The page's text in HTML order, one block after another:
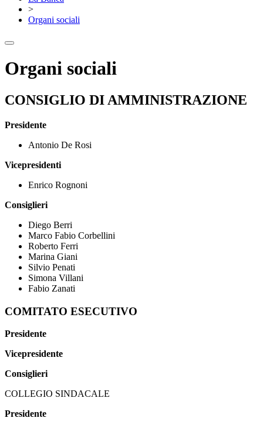
>
Organi sociali
Organi sociali
CONSIGLIO DI AMMINISTRAZIONE
Presidente
Antonio De Rosi
Vicepresidenti
Enrico Rognoni
Consiglieri
Diego Berri
Marco Fabio Corbellini
Roberto Ferri
Marina Giani
Silvio Penati
Simona Villani
Fabio Zanati
COMITATO ESECUTIVO
Presidente
Vicepresidente
Consiglieri
COLLEGIO SINDACALE
Presidente